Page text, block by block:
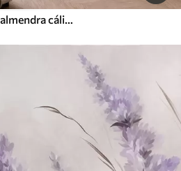
Textura en un tono beige almendra cálido con suaves transiciones tonales naturales